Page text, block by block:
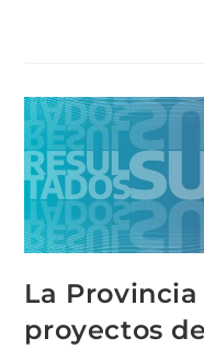
La
proyectos